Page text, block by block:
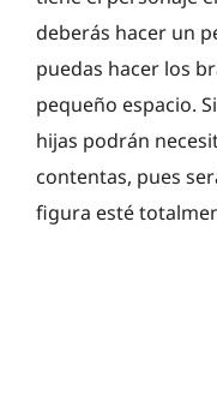
deberás hacer un
puedas hacer los
pequeño espacio.
hijas podrán
contentas, pues
figura esté